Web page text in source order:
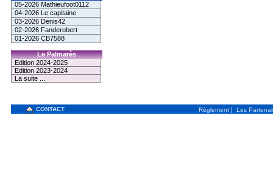
05-2026 Mathieufoot0112
04-2026 Le capitaine
03-2026 Denis42
02-2026 Fanderobert
01-2026 CB7588
Le Palmarès
Edition 2024-2025
Edition 2023-2024
La suite ...
CONTACT Règlement | Les